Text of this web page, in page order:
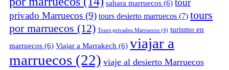
sahara marruecos (6) tour
privado Marruecos (9) tours desierto marruecos (7) tours
por marruecos (12) Tours privados Marruecos (4) turismo en
marruecos (6) Viajar a Marrakech (6) viajar a
marruecos (22) viaje al desierto Marruecos